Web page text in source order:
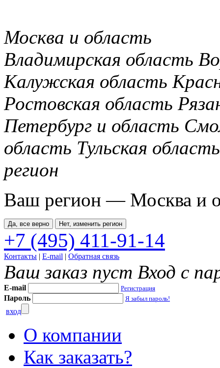
Москва и область
Владимирская область
Калужская область
Ростовская область
Петербург и область
область Тульская область
регион
Ваш регион — Москва и
Да, все верно Нет, изменить регион
+7 (495) 411-91-14
Контакты | E-mail | Обратная связь
Ваш заказ пуст Вход с
E-mail Регистрация
Пароль Я забыл пароль!
вход
О компании
Как заказать?